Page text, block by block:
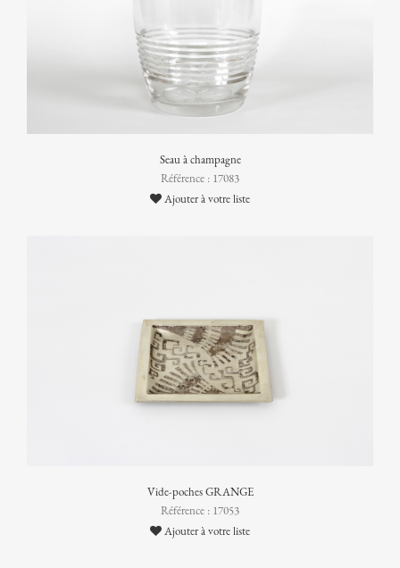
Seau à champagne
Référence : 17083
Ajouter à votre liste
Vide-poches GRANGE
Référence : 17053
Ajouter à votre liste